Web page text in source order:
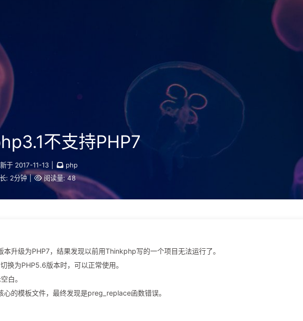
不支持PHP7
于 2017-11-13
php
: 2分钟 | 阅读量: 48
本升级为PHP7，结果发现以前用Thinkphp写的一个项目无法运行了。
换为PHP5.6版本时，可以正常使用。
白。
心的模板文件，最终发现是preg_replace函数错误。